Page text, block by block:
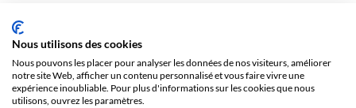
CGV
Nous utilisons des cookies
Nous pouvons les placer pour analyser les données de nos visiteurs, améliorer
notre site Web, afficher un contenu personnalisé et vous faire vivre une
expérience inoubliable. Pour plus d'informations sur les cookies que nous
utilisons, ouvrez les paramètres.